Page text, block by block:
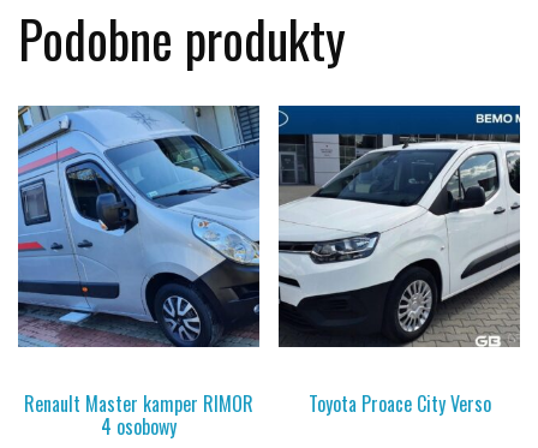
Podobne produkty
Renault Master kamper RIMOR
4 osobowy
Toyota Proace City Verso